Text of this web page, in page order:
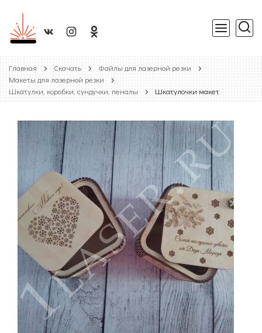
Главная Скачать
Файлы для лазерной резки
Макеты для лазерной резки
Шкатулки, коробки, сундучки, пеналы
Шкатулочки макет